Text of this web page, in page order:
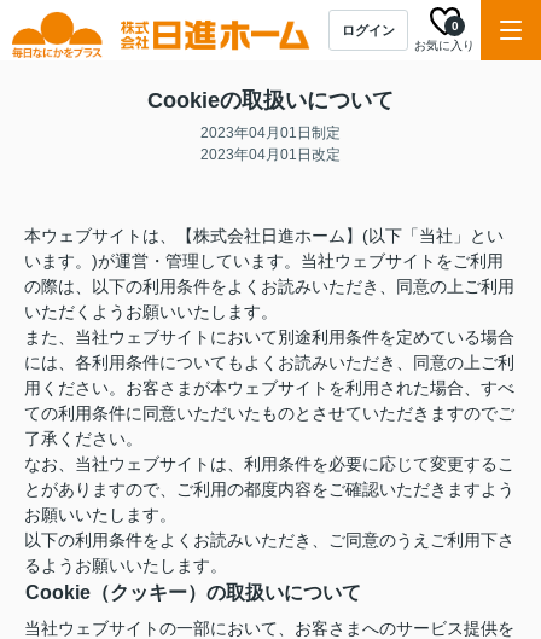
ログイン
お気に入り
0
Cookieの取扱いについて
2023年04月01日制定
2023年04月01日改定
本ウェブサイトは、【株式会社日進ホーム】(以下「当社」とい
います。)が運営・管理しています。当社ウェブサイトをご利用
の際は、以下の利用条件をよくお読みいただき、同意の上ご利用
いただくようお願いいたします。
また、当社ウェブサイトにおいて別途利用条件を定めている場合
には、各利用条件についてもよくお読みいただき、同意の上ご利
用ください。お客さまが本ウェブサイトを利用された場合、すべ
ての利用条件に同意いただいたものとさせていただきますのでご
了承ください。
なお、当社ウェブサイトは、利用条件を必要に応じて変更するこ
とがありますので、ご利用の都度内容をご確認いただきますよう
お願いいたします。
以下の利用条件をよくお読みいただき、ご同意のうえご利用下さ
るようお願いいたします。
Cookie（クッキー）の取扱いについて
当社ウェブサイトの一部において、お客さまへのサービス提供を